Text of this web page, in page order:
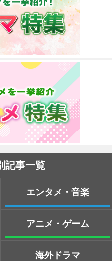
記事一覧
エンタメ・音楽
アニメ・ゲーム
海外ドラマ